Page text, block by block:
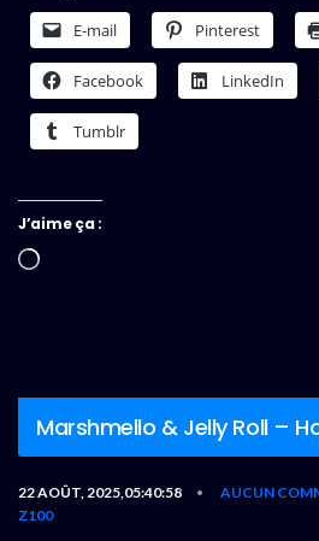
E-mail Pinterest
Facebook LinkedIn
Tumblr
J’aime ça :
Chargement…
Marshmello & Jelly Roll –
22 AOÛT, 2025,05:40:58 • AUCUN
Z100